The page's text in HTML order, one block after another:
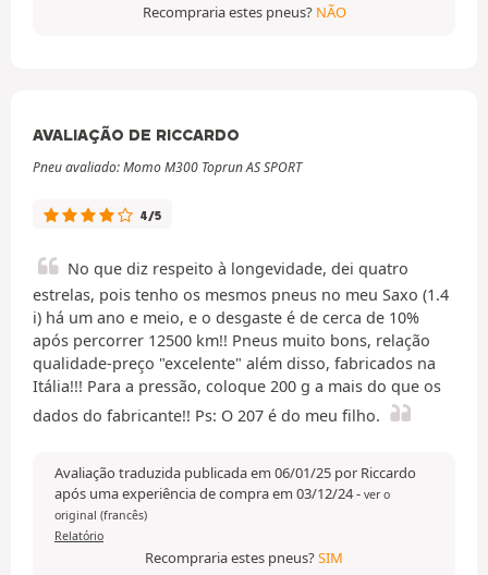
Recompraria estes pneus? NÃO
AVALIAÇÃO DE RICCARDO
Pneu avaliado: Momo M300 Toprun AS SPORT
4/5
No que diz respeito à longevidade, dei quatro
estrelas, pois tenho os mesmos pneus no meu Saxo (1.4
i) há um ano e meio, e o desgaste é de cerca de 10%
após percorrer 12500 km!! Pneus muito bons, relação
qualidade-preço "excelente" além disso, fabricados na
Itália!!! Para a pressão, coloque 200 g a mais do que os
dados do fabricante!! Ps: O 207 é do meu filho.
Avaliação traduzida publicada em 06/01/25 por Riccardo
após uma experiência de compra em 03/12/24- ver o
original (francês)
Relatório
Recompraria estes pneus?SIM